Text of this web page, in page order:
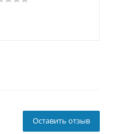
Оставить отзыв